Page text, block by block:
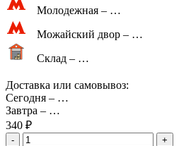
Молодежная – …
Можайский двор – …
Склад – …
Доставка или самовывоз:
Сегодня – …
Завтра – …
340 ₽
- +